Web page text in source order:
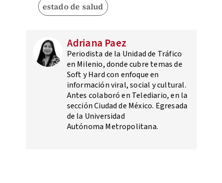
estado de salud
Adriana Paez
Periodista de la Unidad de Tráfico
en Milenio, donde cubre temas de
Soft y Hard con enfoque en
información viral, social y cultural.
Antes colaboró en Telediario, en la
sección Ciudad de México. Egresada
de la Universidad
Autónoma Metropolitana.